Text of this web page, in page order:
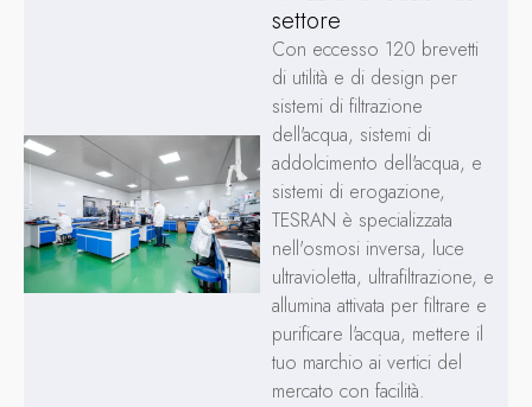
settore
Con eccesso 120 brevetti
di utilità e di design per
sistemi di filtrazione
dell'acqua, sistemi di
addolcimento dell'acqua, e
sistemi di erogazione,
TESRAN è specializzata
nell'osmosi inversa, luce
ultravioletta, ultrafiltrazione, e
allumina attivata per filtrare e
purificare l'acqua, mettere il
tuo marchio ai vertici del
mercato con facilità.